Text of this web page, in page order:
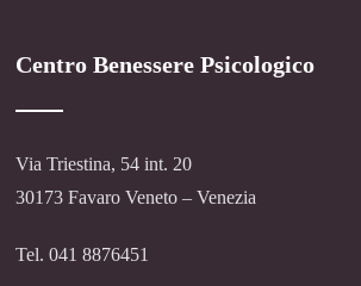
Centro Benessere Psicologico
Via Triestina, 54 int. 20
30173 Favaro Veneto – Venezia
Tel. 041 8876451